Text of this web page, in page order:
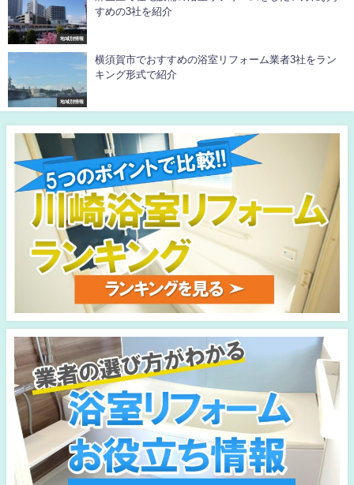
地域別情報
すめの3社を紹介
地域別情報
横須賀市でおすすめの浴室リフォーム業者3社をラン
キング形式で紹介